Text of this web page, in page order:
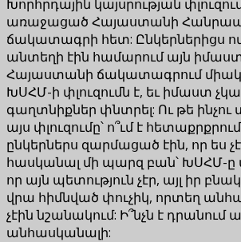
Խորհրդային կայսրության
առաջացած Հայաստանի
ճակատագրի հետ: Ընկերներիցս
անտեղի էին համարում այն
Հայաստանի ճակատագրում միակ
ԽՍՀՄ-ի փլուզումն է, եւ իմաստ
գաղտնիքներ փնտրել: Ու թե ինչու
այս փլուզումը՝ ո՞ւմ է
ընկերներս զարմացած էին, որ ես
հասկանալ մի պարզ բան՝ ԽՍՀՄ-ը
որ այն պետություն չէր, այլ իր
վրա հիմնված փուչիկ, որտեղ
չէին նշանակում: Ի՞նչն է դրանում
անհասկանալի: